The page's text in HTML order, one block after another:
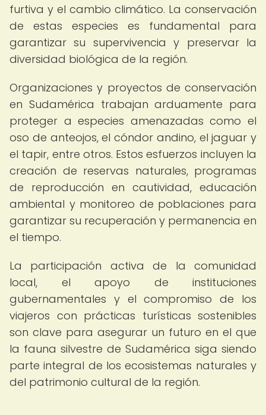
furtiva y el cambio climático. La conservación
de estas especies es fundamental para
garantizar su supervivencia y preservar la
diversidad biológica de la región.
Organizaciones y proyectos de conservación
en Sudamérica trabajan arduamente para
proteger a especies amenazadas como el
oso de anteojos, el cóndor andino, el jaguar y
el tapir, entre otros. Estos esfuerzos incluyen la
creación de reservas naturales, programas
de reproducción en cautividad, educación
ambiental y monitoreo de poblaciones para
garantizar su recuperación y permanencia en
el tiempo.
La participación activa de la comunidad
local, el apoyo de instituciones
gubernamentales y el compromiso de los
viajeros con prácticas turísticas sostenibles
son clave para asegurar un futuro en el que
la fauna silvestre de Sudamérica siga siendo
parte integral de los ecosistemas naturales y
del patrimonio cultural de la región.